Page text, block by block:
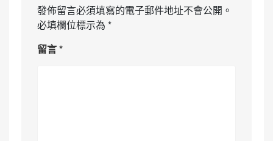
發佈留言必須填寫的電子郵件地址不會公開。
必填欄位標示為 *
留言*